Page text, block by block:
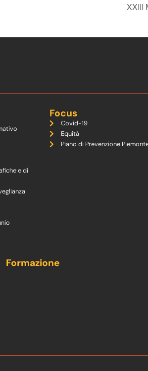
XXIII
e di
Focus
Covid-19
Equità
Piano di Prevenzione
Formazione